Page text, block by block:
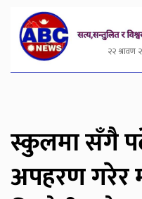
२२ श्रावण
स्कुलमा सँगै
अपहरण गरेर